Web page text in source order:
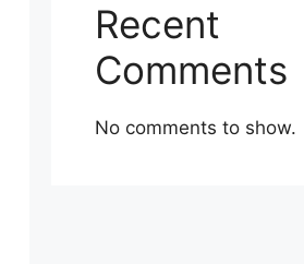
Recent
Comments
No comments to show.